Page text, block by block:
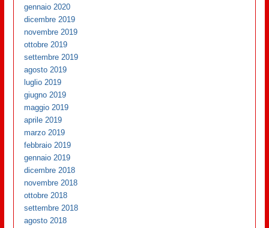
gennaio 2020
dicembre 2019
novembre 2019
ottobre 2019
settembre 2019
agosto 2019
luglio 2019
giugno 2019
maggio 2019
aprile 2019
marzo 2019
febbraio 2019
gennaio 2019
dicembre 2018
novembre 2018
ottobre 2018
settembre 2018
agosto 2018